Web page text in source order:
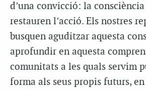
d’una convicció: la
restauren l’acció. Els nostres
busquen aguditzar aquesta
aprofundir en aquesta
comunitats a les quals servim
forma als seus propis futurs,